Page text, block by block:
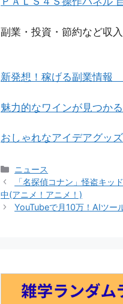
副業・投資・節約など収
新発想！稼げる副業情報
魅力的なワインが見つか
おしゃれなアイデアグッ
カ
テ
ゴ
リ
ニュース
「名探偵コナン」怪盗キッ
中(アニメ！アニメ！)
YouTubeで月10万！AIツー